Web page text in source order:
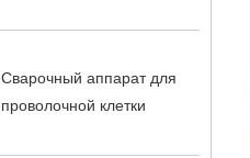
Сварочный аппарат для
проволочной клетки